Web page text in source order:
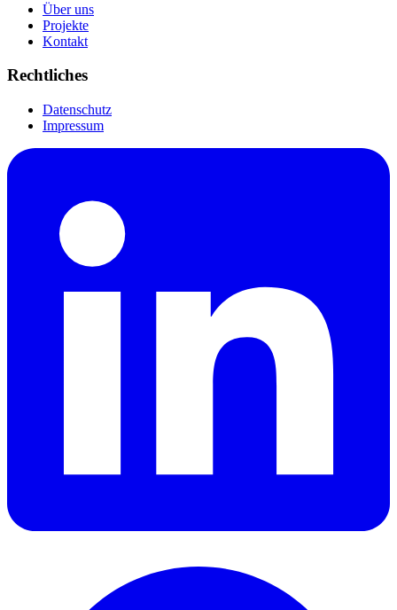
Über uns
Projekte
Kontakt
Rechtliches
Datenschutz
Impressum